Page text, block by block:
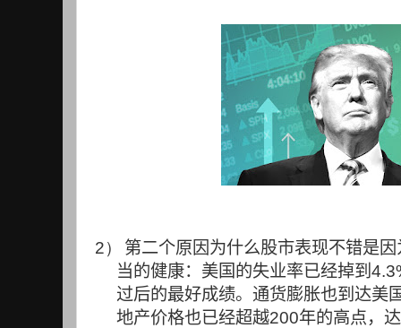
2）
第二个原因为什么股市表现不错是
当的健康：美国的失业率已经掉到
过后的最好成绩。通货膨胀也到达美
地产价格也已经超越200年的高点，